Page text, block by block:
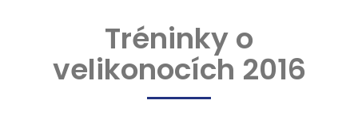
Tréninky o
velikonocích 2016